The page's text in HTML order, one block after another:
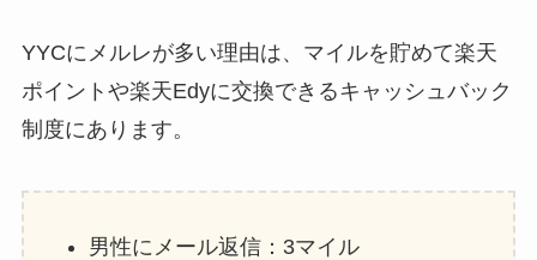
YYCにメルレが多い理由は、マイルを貯めて楽天
ポイントや楽天Edyに交換できるキャッシュバック
制度にあります。
男性にメール返信：3マイル